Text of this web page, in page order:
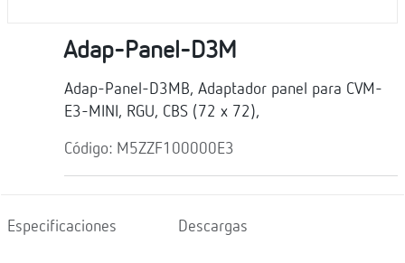
Adap-Panel-D3M
Adap-Panel-D3MB, Adaptador panel para CVM-
E3-MINI, RGU, CBS (72 x 72),
Código: M5ZZF100000E3
Especificaciones Descargas